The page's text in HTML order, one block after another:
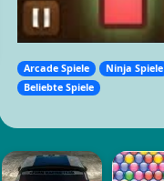
Arcade Spiele Ninja Spiele
Beliebte Spiele